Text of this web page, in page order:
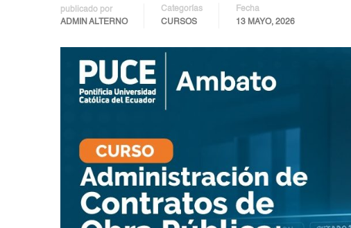
publicado por
ADMIN ALTERNO
Categorías
CURSOS
Fecha
13 MAYO, 2026